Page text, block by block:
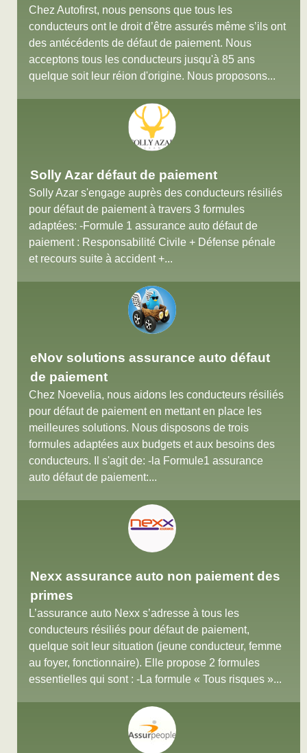
Chez Autofirst, nous pensons que tous les
conducteurs ont le droit d’être assurés même s’ils ont
des antécédents de défaut de paiement. Nous
acceptons tous les conducteurs jusqu'à 85 ans
quelque soit leur réion d'origine. Nous proposons...
Solly Azar défaut de paiement
Solly Azar s'engage auprès des conducteurs résiliés
pour défaut de paiement à travers 3 formules
adaptées: -Formule 1 assurance auto défaut de
paiement : Responsabilité Civile + Défense pénale
et recours suite à accident +...
eNov solutions assurance auto défaut
de paiement
Chez Noevelia, nous aidons les conducteurs résiliés
pour défaut de paiement en mettant en place les
meilleures solutions. Nous disposons de trois
formules adaptées aux budgets et aux besoins des
conducteurs. Il s'agit de: -la Formule1 assurance
auto défaut de paiement:...
Nexx assurance auto non paiement des
primes
L’assurance auto Nexx s’adresse à tous les
conducteurs résiliés pour défaut de paiement,
quelque soit leur situation (jeune conducteur, femme
au foyer, fonctionnaire). Elle propose 2 formules
essentielles qui sont : -La formule « Tous risques »...